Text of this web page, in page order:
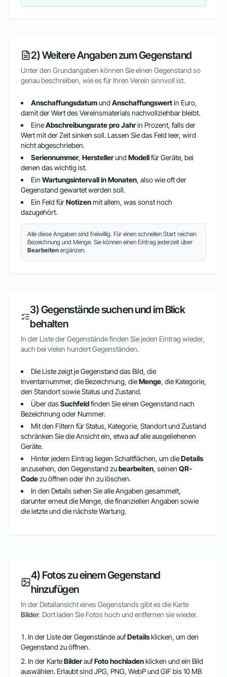
2) Weitere Angaben zum Gegenstand
Unter den Grundangaben können Sie einen Gegenstand so
genau beschreiben, wie es für Ihren Verein sinnvoll ist.
AnschaffungsdatumundAnschaffungswertin Euro,
damit der Wert des Vereinsmaterials nachvollziehbar bleibt.
EineAbschreibungsrate pro Jahrin Prozent, falls der
Wert mit der Zeit sinken soll. Lassen Sie das Feld leer, wird
nicht abgeschrieben.
Seriennummer, HerstellerundModellfür Geräte, bei
denen das wichtig ist.
Ein Wartungsintervall in Monaten, also wie oft der
Gegenstand gewartet werden soll.
Ein Feld fürNotizenmit allem, was sonst noch
dazugehört.
Alle diese Angaben sind freiwillig. Für einen schnellen Start reichen
Bezeichnung und Menge. Sie können einen Eintrag jederzeit über
Bearbeiten ergänzen.
3) Gegenstände suchen und im Blick
behalten
In der Liste der Gegenstände finden Sie jeden Eintrag wieder,
auch bei vielen hundert Gegenständen.
Die Liste zeigt je Gegenstand das Bild, die
Inventarnummer, die Bezeichnung, dieMenge, die Kategorie,
den Standort sowie Status und Zustand.
Über dasSuchfeldfinden Sie einen Gegenstand nach
Bezeichnung oder Nummer.
Mit den Filtern für Status, Kategorie, Standort und Zustand
schränken Sie die Ansicht ein, etwa auf alle ausgeliehenen
Geräte.
Hinter jedem Eintrag liegen Schaltflächen, um dieDetails
anzusehen, den Gegenstand zubearbeiten, seinen QR-
Codezu öffnen oder ihn zu löschen.
In den Details sehen Sie alle Angaben gesammelt,
darunter erneut die Menge, die finanziellen Angaben sowie
die letzte und die nächste Wartung.
4) Fotos zu einem Gegenstand
hinzufügen
In der Detailansicht eines Gegenstands gibt es die Karte
Bilder. Dort laden Sie Fotos hoch und entfernen sie wieder.
In der Liste der Gegenstände aufDetailsklicken, um den
Gegenstand zu öffnen.
In der KarteBilderaufFoto hochladenklicken und ein Bild
auswählen. Erlaubt sind JPG, PNG, WebP und GIF bis 10 MB